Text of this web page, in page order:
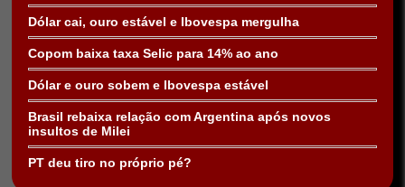
Dólar cai, ouro estável e Ibovespa mergulha
Copom baixa taxa Selic para 14% ao ano
Dólar e ouro sobem e Ibovespa estável
Brasil rebaixa relação com Argentina após novos
insultos de Milei
PT deu tiro no próprio pé?